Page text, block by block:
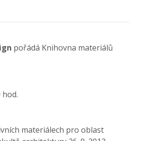
pořádá Knihovna materiálů
materiálech pro oblast